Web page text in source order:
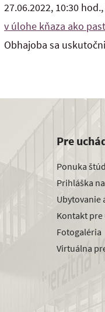
27.06.2022, 10:30 hod.,
v úlohe kňaza ako
Obhajoba sa
Pre
Ponuka
Prihláška
Ubytovanie
Kontakt pre
Fotogaléria
Virtuálna